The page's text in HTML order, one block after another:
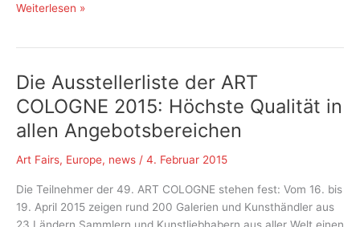
ART
Weiterlesen »
Die Ausstellerliste der ART
COLOGNE 2015: Höchste Qualität in
allen Angebotsbereichen
Art Fairs, Europe, news / 4. Februar 2015
Die Teilnehmer der 49. ART COLOGNE stehen fest: Vom 16. bis
19. April 2015 zeigen rund 200 Galerien und Kunsthändler aus